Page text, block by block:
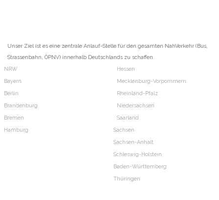
Unser Ziel ist es eine zentrale Anlauf-Stelle für den gesamten NahVerkehr (Bus,
Strassenbahn, ÖPNV) innerhalb Deutschlands zu schaffen.
NRW
Bayern
Berlin
Brandenburg
Bremen
Hamburg
Hessen
Mecklenburg-Vorpommern
Rheinland-Pfalz
Niedersachsen
Saarland
Sachsen
Sachsen-Anhalt
Schleswig-Holstein
Baden-Württemberg
Thüringen